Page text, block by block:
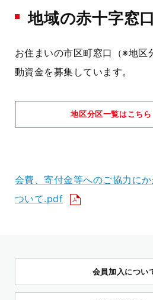
地域の赤十字窓
お住まいの市区町窓口（※地区
動資金を募集しています。
地区分区一覧はこちら
会費、寄付金等へのご協力に
ついて.pdf
会員加入につい